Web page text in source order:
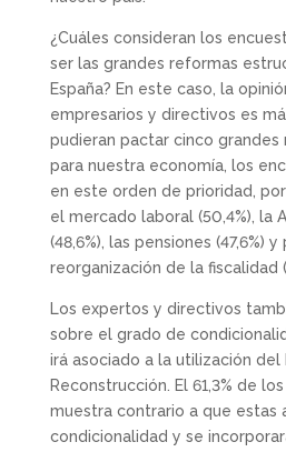
¿Cuáles consideran los
ser las grandes reformas
España? En este caso, la
empresarios y directivos es
pudieran pactar cinco grandes
para nuestra economía, los
en este orden de prioridad, por
el mercado laboral (50,4%), la
(48,6%), las pensiones (47,6%) y
reorganización de la fiscalidad
Los expertos y directivos
sobre el grado de
irá asociado a la utilización del
Reconstrucción. El 61,3% de
muestra contrario a que estas
condicionalidad y se